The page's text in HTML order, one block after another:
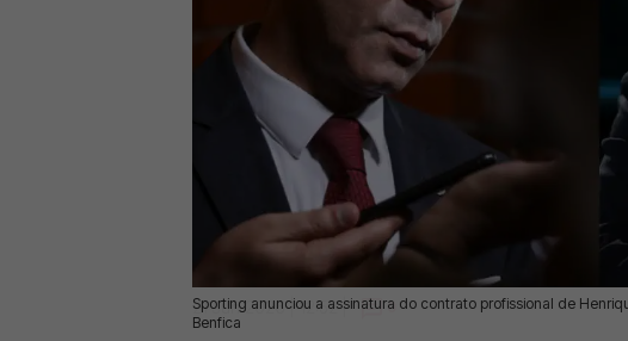
Sporting anunciou a assinatura do contrato profissional de
Benfica
21 Jun 2026 | 12:52 | 0